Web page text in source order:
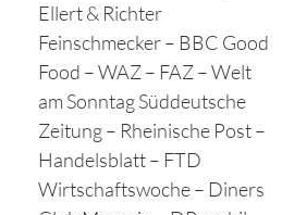
Ellert & Richter
Feinschmecker – BBC Good
Food – WAZ – FAZ – Welt
am Sonntag Süddeutsche
Zeitung – Rheinische Post –
Handelsblatt – FTD
Wirtschaftswoche – Diners